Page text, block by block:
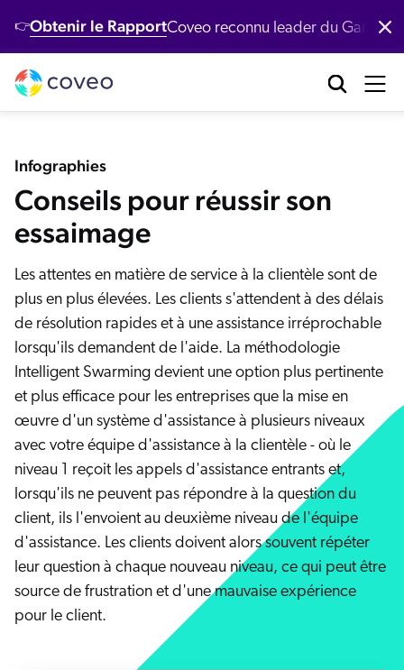
👉Obtenir le RapportCoveo reconnu leader du
Produits
conversationnelle Nouveau
de récupération passages
intelligente
SERVICE CLIENT
SITES INTERNET
MILIEU DE TRAVAIL
Industries
au détail
financiers
Clients
Nos clients récompensés
Programme de réussite client
client
succès client
professionnels
communauté
partenaires
des partenaires
Développeurs
MCP
Labs
Coveo Connect
gratuit
Links
unifiée
Code Sandbox
de la pertinence
Ressources
clients
numériques et livres blancs
et webinaires
demande
populaires
Modèles d'IA
IA Générative
Quoi de neuf ?
Études de cas
Infographies
Conseils pour réussir son
essaimage
Les attentes en matière de service à la clientèle sont de
plus en plus élevées. Les clients s'attendent à des délais
de résolution rapides et à une assistance irréprochable
lorsqu'ils demandent de l'aide. La méthodologie
Intelligent Swarming devient une option plus pertinente
et plus efficace pour les entreprises que la mise en
œuvre d'un système d'assistance à plusieurs niveaux
avec votre équipe d'assistance à la clientèle - où le
niveau 1 reçoit les appels d'assistance entrants et,
lorsqu'ils ne peuvent pas répondre à la question du
client, ils l'envoient au deuxième niveau de l'équipe
d'assistance. Les clients doivent alors souvent répéter
leur question à chaque nouveau niveau, ce qui peut être
source de frustration et d'une mauvaise expérience
pour le client.